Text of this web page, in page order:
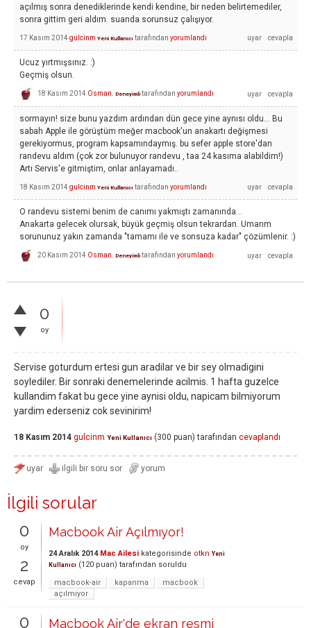
açılmış sonra denediklerinde kendi kendine, bir neden belirtemediler,
sonra gittim geri aldım. suanda sorunsuz çalışıyor.
17 Kasım 2014 gulcinm Yeni Kullanıcı tarafından yorumlandı
Ucuz yırtmışsınız. :)
Geçmiş olsun.
18 Kasım 2014 Osman. Deneyimli tarafından yorumlandı
sormayın! size bunu yazdım ardından dün gece yine aynısı oldu... Bu
sabah Apple ile görüştüm meğer macbook'un anakartı değişmesi
gerekiyormus, program kapsamındaymış. bu sefer apple store'dan
randevu aldım (çok zor bulunuyor randevu , taa 24 kasıma alabildim!)
Artı Servis'e gitmiştim, onlar anlayamadı..
18 Kasım 2014 gulcinm Yeni Kullanıcı tarafından yorumlandı
O randevu sistemi benim de canımı yakmıştı zamanında...
Anakarta gelecek olursak, büyük geçmiş olsun tekrardan. Umarım
sorununuz yakın zamanda "tamamı ile ve sonsuza kadar" çözümlenir. :)
20 Kasım 2014 Osman. Deneyimli tarafından yorumlandı
0
oy
Servise goturdum ertesi gun aradilar ve bir sey olmadigini
soylediler. Bir sonraki denemelerinde acilmis. 1 hafta guzelce
kullandim fakat bu gece yine aynisi oldu, napicam bilmiyorum
yardim ederseniz cok sevinirim!
18 Kasım 2014 gulcinm Yeni Kullanıcı (300 puan) tarafından cevaplandı
İlgili sorular
0
oy
2
cevap
Macbook Air Açılmıyor!
24 Aralık 2014 Mac Ailesi kategorisinde otkn Yeni
Kullanıcı (120 puan) tarafından soruldu
macbook-air
kapanma
macbook
açılmıyor
0 Macbook Air'de ekran resmi